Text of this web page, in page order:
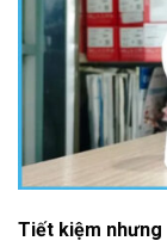
Tiết kiệm nhưng